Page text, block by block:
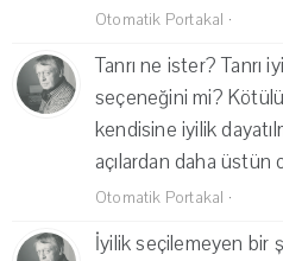
Otomatik Portakal ·
Tanrı ne ister? Tanrı
seçeneğini mi?
kendisine iyilik
açılardan daha üstün
Otomatik Portakal ·
İyilik seçilemeyen bir